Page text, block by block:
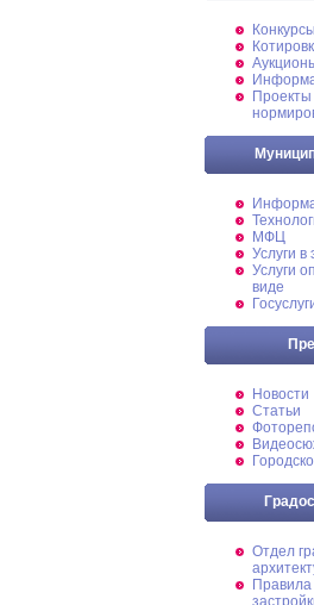
Конкурсы
Проекты
МФЦ
Услуги в
Услуги
виде
Новости
Статьи
Отдел